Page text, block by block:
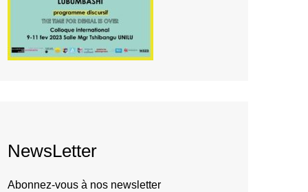
NewsLetter
Abonnez-vous à nos newsletter